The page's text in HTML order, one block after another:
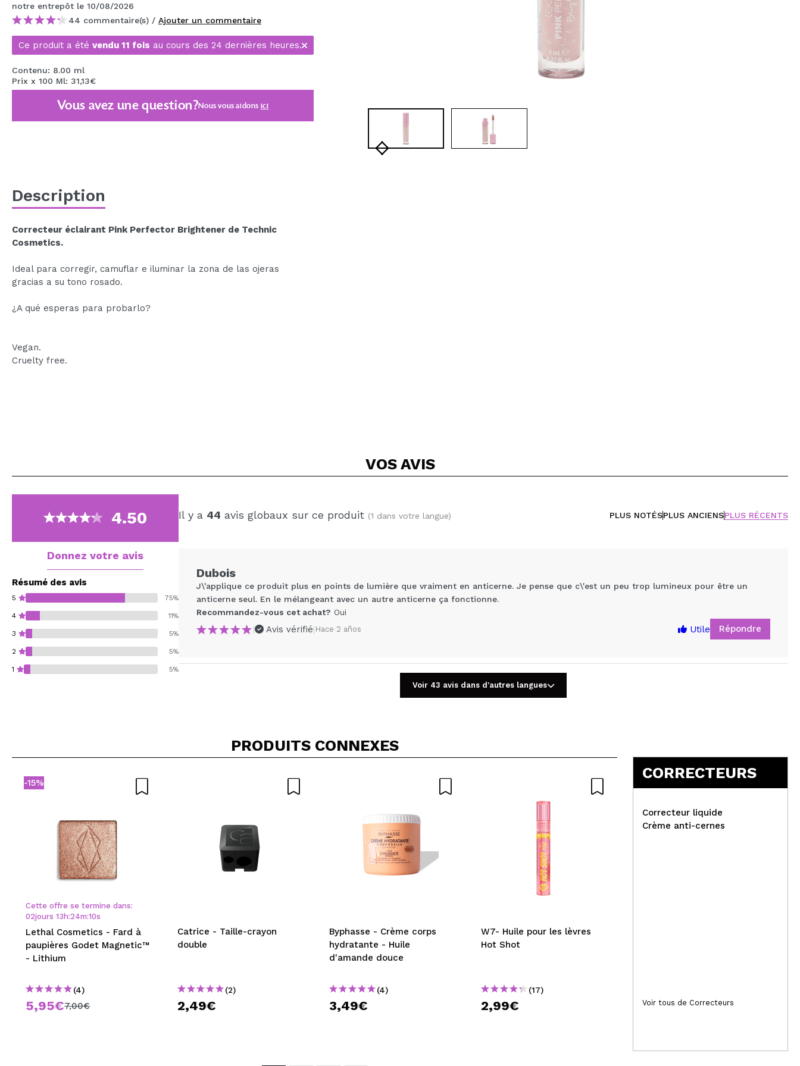
MAQUIFARMA
KOREA ZONE
TRAVEL SIZE
NATURE
OFFRES
BIENTÔT DISPONIBLE
CRÉER UN COMPTE
notre entrepôt le 10/08/2026
44 commentaire(s) / Ajouter un commentaire
Ce produit a été vendu 11 fois au cours des 24 dernières heures.
Contenu: 8.00 ml
Prix x 100 Ml: 31,13€
Vous avez une question?Nous vous aidons ici
Description
Correcteur éclairant Pink Perfector Brightener de Technic
Cosmetics.
Ideal para corregir, camuflar e iluminar la zona de las ojeras
gracias a su tono rosado.
¿A qué esperas para probarlo?
Vegan.
Cruelty free.
VOS AVIS
4.50
Donnez votre avis
Résumé des avis
5 75%
4 11%
3 5%
2 5%
1 5%
Il y a 44 avis globaux sur ce produit (1 dans votre langue) PLUS NOTÉSPLUS ANCIENSPLUS RÉCENTS
Partager une vidéo ou une photo
Recommandez-vous cet achat? Oui Non
Dubois
J\'applique ce produit plus en points de lumière que vraiment en anticerne. Je pense que c\'est un peu trop lumineux pour être un
anticerne seul. En le mélangeant avec un autre anticerne ça fonctionne.
Recommandez-vous cet achat? Oui
|
Avis vérifié| Hace 2 años Utile Répondre
Voir 43 avis dans d'autres langues
PRODUITS CONNEXES
-15%
Cette offre se termine dans:
02jours 13 h:24m:09s
Lethal Cosmetics - Fard à
paupières Godet Magnetic™
- Lithium
(4)
5,95€7,00€
Catrice - Taille-crayon
double
(2)
2,49€
Byphasse - Crème corps
hydratante - Huile
d'amande douce
(4)
3,49€
W7- Huile pour les lèvres
Hot Shot
(17)
2,99€ 3,19€
CORRECTEURS
Correcteur liquide
Crème anti-cernes
Voir tous de Correcteurs